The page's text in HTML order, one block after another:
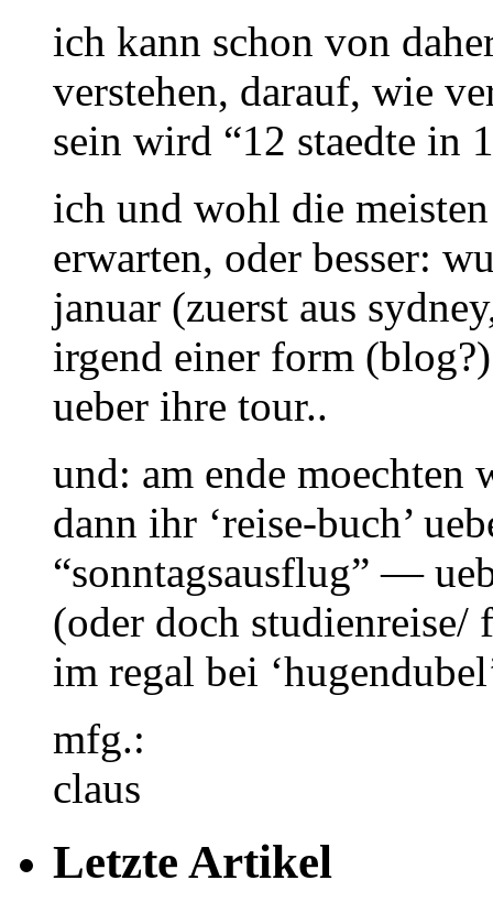
ich kann schon von
verstehen, darauf, wie
sein wird “12 staedte in
ich und wohl die
erwarten, oder besser:
januar (zuerst aus
irgend einer form
ueber ihre tour..
und: am ende
dann ihr ‘reise-buch’
“sonntagsausflug” —
(oder doch studienreise/
im regal bei
mfg.:
claus
Letzte Artikel